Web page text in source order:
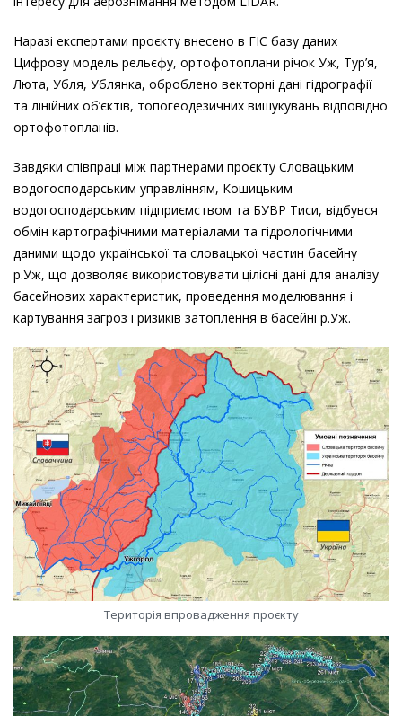
Наразі експертами проєкту внесено в ГІС базу даних
Цифрову модель рельєфу, ортофотоплани річок Уж, Тур’я,
Люта, Убля, Ублянка, оброблено векторні дані гідрографії
та лінійних об’єктів, топогеодезичних вишукувань відповідно
ортофотопланів.
Завдяки співпраці між партнерами проєкту Словацьким
водогосподарським управлінням, Кошицьким
водогосподарським підприємством та БУВР Тиси, відбувся
обмін картографічними матеріалами та гідрологічними
даними щодо української та словацької частин басейну
р.Уж, що дозволяє використовувати цілісні дані для аналізу
басейнових характеристик, проведення моделювання і
картування загроз і ризиків затоплення в басейні р.Уж.
Територія впровадження проєкту